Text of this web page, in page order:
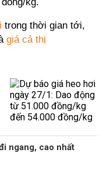
trong thời gian tới,
giá cả thị
ngang, cao nhất